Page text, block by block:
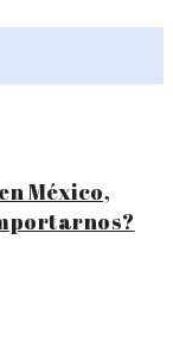
México,